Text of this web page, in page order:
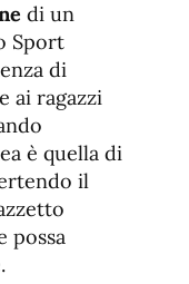
di un
Sport
di
ai ragazzi
è quella di
il
possa